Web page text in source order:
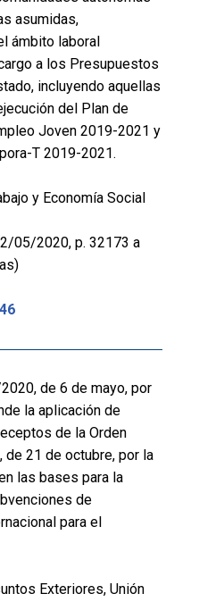
asumidas,
ámbito laboral
a los Presupuestos
incluyendo aquellas
del Plan de
Joven 2019-2021 y
T 2019-2021.
y Economía Social
05/2020, p. 32173 a
de 6 de mayo, por
la aplicación de
de la Orden
21 de octubre, por la
las bases para la
de
para el
Exteriores, Unión